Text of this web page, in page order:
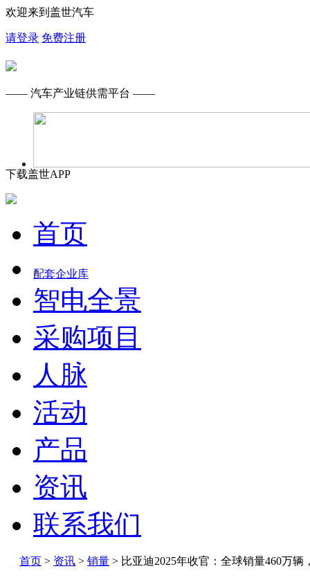
欢迎来到盖世汽车
请登录 免费注册
—— 汽车产业链供需平台 ——
下载盖世APP
首页
配套企业库
智电全景
采购项目
人脉
活动
产品
资讯
联系我们
首页 > 资讯 > 销量 > 比亚迪2025年收官：全球销量460万辆